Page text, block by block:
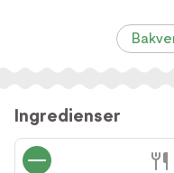
Ingredienser